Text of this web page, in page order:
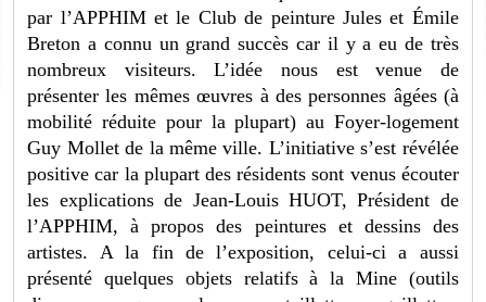
par l’APPHIM et le Club de peinture Jules et Émile
Breton a connu un grand succès car il y a eu de très
nombreux visiteurs. L’idée nous est venue de
présenter les mêmes œuvres à des personnes âgées (à
mobilité réduite pour la plupart) au Foyer-logement
Guy Mollet de la même ville. L’initiative s’est révélée
positive car la plupart des résidents sont venus écouter
les explications de Jean-Louis HUOT, Président de
l’APPHIM, à propos des peintures et dessins des
artistes. A la fin de l’exposition, celui-ci a aussi
présenté quelques objets relatifs à la Mine (outils